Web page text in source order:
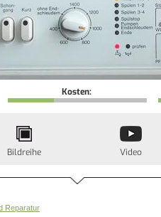
Kosten:
Bildreihe Video
Reparatur